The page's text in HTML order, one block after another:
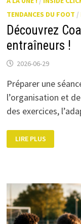
TENDANCES DU FOOT /
Découvrez
entraîneurs !
2026-06-29
Préparer une
l’organisation et
des exercices,
DÉCOUVREZ
COACH360,
L’ASSISTANT
LIRE PLUS